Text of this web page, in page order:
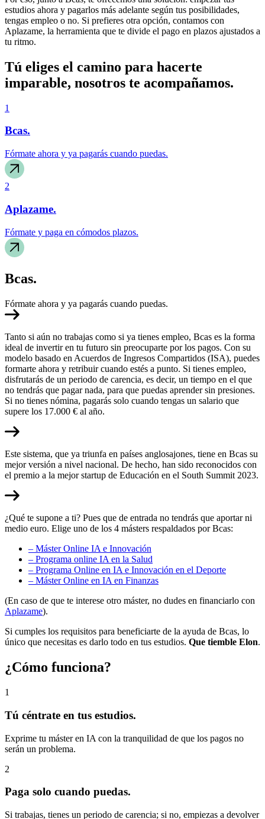
estudios ahora y pagarlos más adelante según tus posibilidades,
tengas empleo o no. Si prefieres otra opción, contamos con
Aplazame, la herramienta que te divide el pago en plazos ajustados a
tu ritmo.
Tú eliges el camino para hacerte
imparable, nosotros te acompañamos.
1
Bcas.
Fórmate ahora y ya pagarás cuando puedas.
2
Aplazame.
Fórmate y paga en cómodos plazos.
Bcas.
Fórmate ahora y ya pagarás cuando puedas.
Tanto si aún no trabajas como si ya tienes empleo, Bcas es la forma
ideal de invertir en tu futuro sin preocuparte por los pagos. Con su
modelo basado en Acuerdos de Ingresos Compartidos (ISA), puedes
formarte ahora y retribuir cuando estés a punto. Si tienes empleo,
disfrutarás de un periodo de carencia, es decir, un tiempo en el que
no tendrás que pagar nada, para que puedas aprender sin presiones.
Si no tienes nómina, pagarás solo cuando tengas un salario que
supere los 17.000 € al año.
Este sistema, que ya triunfa en países anglosajones, tiene en Bcas su
mejor versión a nivel nacional. De hecho, han sido reconocidos con
el premio a la mejor startup de Educación en el South Summit 2023.
¿Qué te supone a ti? Pues que de entrada no tendrás que aportar ni
medio euro. Elige uno de los 4 másters respaldados por Bcas:
– Máster Online IA e Innovación
– Programa online IA en la Salud
– Programa Online en IA e Innovación en el Deporte
– Máster Online en IA en Finanzas
(En caso de que te interese otro máster, no dudes en financiarlo con
Aplazame).
Si cumples los requisitos para beneficiarte de la ayuda de Bcas, lo
único que necesitas es darlo todo en tus estudios. Que tiemble Elon.
¿Cómo funciona?
1
Tú céntrate en tus estudios.
Exprime tu máster en IA con la tranquilidad de que los pagos no
serán un problema.
2
Paga solo cuando puedas.
Si trabajas, tienes un periodo de carencia; si no, empiezas a devolver